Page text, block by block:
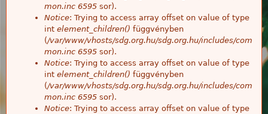
mon.inc 6595 sor).
Notice: Trying to access array offset on value of type
int element_children() függvényben
(/var/www/vhosts/sdg.org.hu/sdg.org.hu/includes/com
mon.inc 6595 sor).
Notice: Trying to access array offset on value of type
int element_children() függvényben
(/var/www/vhosts/sdg.org.hu/sdg.org.hu/includes/com
mon.inc 6595 sor).
Notice: Trying to access array offset on value of type